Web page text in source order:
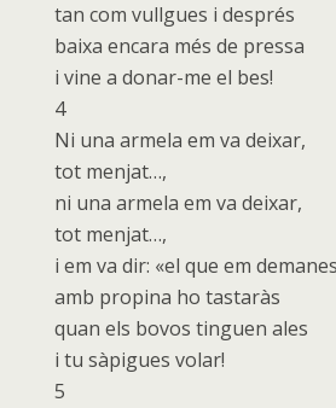
tan com vullgues i després
baixa encara més de pressa
i vine a donar-me el bes!
4
Ni una armela em va deixar,
tot menjat…,
ni una armela em va deixar,
tot menjat…,
i em va dir: «el que em demanes
amb propina ho tastaràs
quan els bovos tinguen ales
i tu sàpigues volar!
5